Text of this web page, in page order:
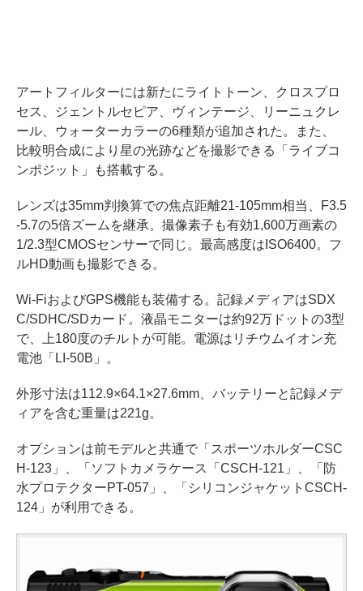
アートフィルターには新たにライトトーン、クロスプロ
セス、ジェントルセピア、ヴィンテージ、リーニュクレ
ール、ウォーターカラーの6種類が追加された。また、
比較明合成により星の光跡などを撮影できる「ライブコ
ンポジット」も搭載する。
レンズは35mm判換算での焦点距離21-105mm相当、F3.5
-5.7の5倍ズームを継承。撮像素子も有効1,600万画素の
1/2.3型CMOSセンサーで同じ。最高感度はISO6400。フ
ルHD動画も撮影できる。
Wi-FiおよびGPS機能も装備する。記録メディアはSDX
C/SDHC/SDカード。液晶モニターは約92万ドットの3型
で、上180度のチルトが可能。電源はリチウムイオン充
電池「LI-50B」。
外形寸法は112.9×64.1×27.6mm、バッテリーと記録メデ
ィアを含む重量は221g。
オプションは前モデルと共通で「スポーツホルダーCSC
H-123」、「ソフトカメラケース「CSCH-121」、「防
水プロテクターPT-057」、「シリコンジャケットCSCH-
124」が利用できる。